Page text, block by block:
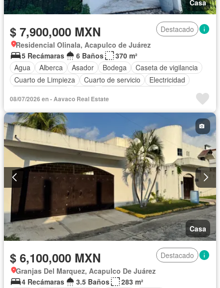
Casa
$ 7,900,000 MXN
Destacado
Residencial Olinala, Acapulco de Juárez
5 Recámaras
6 Baños
370 m²
Agua
Alberca Asador Bodega
Caseta de vigilancia
Cuarto de Limpieza
Cuarto de servicio
Electricidad
Seguridad
Terraza Sin amueblar
08/07/2026 en - Aavaco Real Estate
Casa
$ 6,100,000 MXN
Destacado
Granjas Del Marquez, Acapulco De Juárez
4 Recámaras
3.5 Baños
283 m²